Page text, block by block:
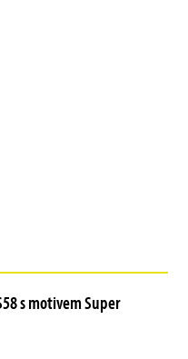
s motivem Super